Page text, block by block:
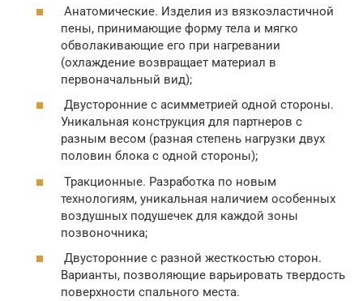
Анатомические. Изделия из вязкоэластичной
пены, принимающие форму тела и мягко
обволакивающие его при нагревании
(охлаждение возвращает материал в
первоначальный вид);
Двусторонние с асимметрией одной стороны.
Уникальная конструкция для партнеров с
разным весом (разная степень нагрузки двух
половин блока с одной стороны);
Тракционные. Разработка по новым
технологиям, уникальная наличием особенных
воздушных подушечек для каждой зоны
позвоночника;
Двусторонние с разной жесткостью сторон.
Варианты, позволяющие варьировать твердость
поверхности спального места.